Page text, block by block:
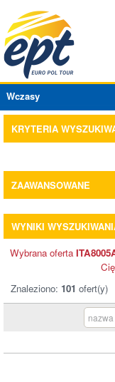
Wczasy
KRYTERIA
ZAAWANSOWANE
WYNIKI
Wybrana oferta
Znaleziono: 101 ofert(y)